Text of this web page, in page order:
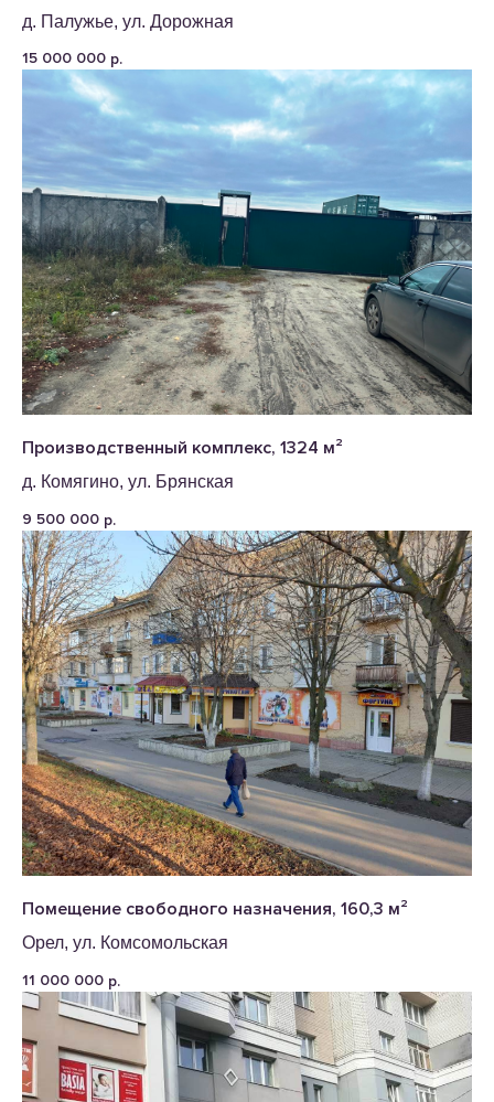
д. Палужье, ул. Дорожная
15 000 000 р.
Производственный комплекс, 1324 м²
д. Комягино, ул. Брянская
9 500 000 р.
Помещение свободного назначения, 160,3 м²
Орел, ул. Комсомольская
11 000 000 р.